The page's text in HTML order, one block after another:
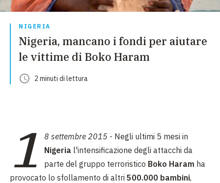
NIGERIA
Nigeria, mancano i fondi per aiutare
le vittime di Boko Haram
2 minuti di lettura
1 8 settembre 2015 - Negli ultimi 5 mesi in
Nigeria l'intensificazione degli attacchi da
parte del gruppo terroristico Boko Haram ha
provocato lo sfollamento di altri 500.000 bambini,